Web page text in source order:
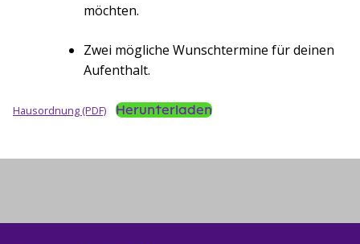
möchten.
Zwei mögliche Wunschtermine für deinen
Aufenthalt.
Hausordnung (PDF) Herunterladen